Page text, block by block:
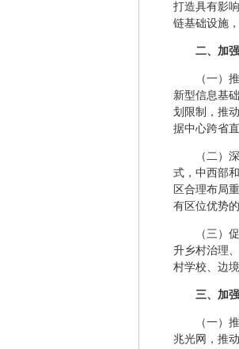
打造具有影
链基础设施
二、加
（一）
新型信息基
划限制，推
据中心跨省
（二）
式，中西部
区合理布局
有区位优势
（三）
升乡村治理
村学校、边
三、加
（一）
兆光网，推